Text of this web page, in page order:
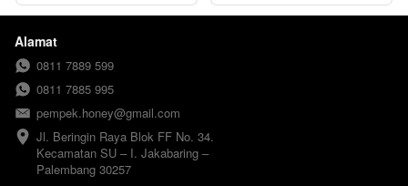
Alamat
0811 7889 599
0811 7885 995
pempek.honey@gmail.com
Jl. Beringin Raya Blok FF No. 34.
Kecamatan SU – I. Jakabaring –
Palembang 30257